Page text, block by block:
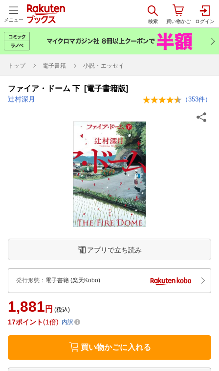
メニュー
トップ 電子書籍 小説・エッセイ
ファイア・ドーム 下 [電子書籍版]
辻村深月 （353件）
アプリで立ち読み
発行形態 ： 電子書籍 (楽天Kobo)
1,881 円 (税込)
17ポイント 1倍 内訳
買い物かごに入れる